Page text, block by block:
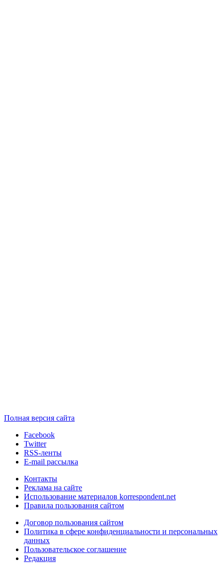
Полная версия сайта
Facebook
Twitter
RSS-ленты
E-mail рассылка
Контакты
Реклама на сайте
Использование материалов korrespondent.net
Правила пользования сайтом
Договор пользования сайтом
Политика в сфере конфиденциальности и персональных
данных
Пользовательское соглашение
Редакция